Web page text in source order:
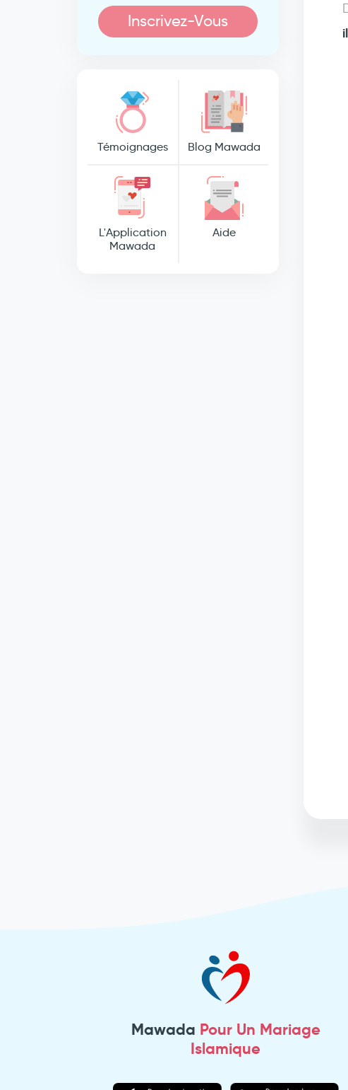
Inscrivez-Vous
Témoignages Blog Mawada
L'Application
Mawada
Aide
Mawada Pour Un Mariage
Islamique